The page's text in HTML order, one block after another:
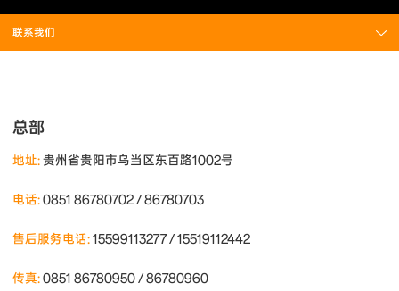
联系我们
总部
地址:贵州省贵阳市乌当区东百路1002号
电话:0851 86780702 / 86780703
售后服务电话:15599113277 / 15519112442
传真:0851 86780950 / 86780960